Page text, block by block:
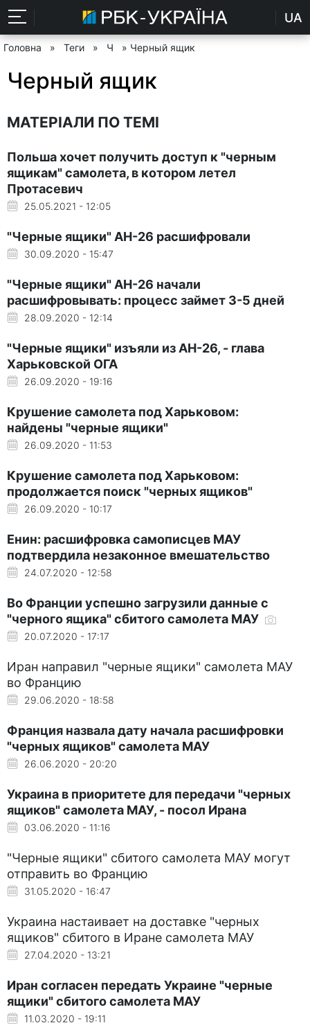
UA
Головна » Теги » Ч » Черный ящик
Черный ящик
МАТЕРІАЛИ ПО ТЕМІ
Польша хочет получить доступ к "черным
ящикам" самолета, в котором летел
Протасевич
25.05.2021 - 12:05
"Черные ящики" АН-26 расшифровали
30.09.2020 - 15:47
"Черные ящики" АН-26 начали
расшифровывать: процесс займет 3-5 дней
28.09.2020 - 12:14
"Черные ящики" изъяли из АН-26, - глава
Харьковской ОГА
26.09.2020 - 19:16
Крушение самолета под Харьковом:
найдены "черные ящики"
26.09.2020 - 11:53
Крушение самолета под Харьковом:
продолжается поиск "черных ящиков"
26.09.2020 - 10:17
Енин: расшифровка самописцев МАУ
подтвердила незаконное вмешательство
24.07.2020 - 12:58
Во Франции успешно загрузили данные с
"черного ящика" сбитого самолета МАУ
20.07.2020 - 17:17
Иран направил "черные ящики" самолета МАУ
во Францию
29.06.2020 - 18:58
Франция назвала дату начала расшифровки
"черных ящиков" самолета МАУ
26.06.2020 - 20:20
Украина в приоритете для передачи "черных
ящиков" самолета МАУ, - посол Ирана
03.06.2020 - 11:16
"Черные ящики" сбитого самолета МАУ могут
отправить во Францию
31.05.2020 - 16:47
Украина настаивает на доставке "черных
ящиков" сбитого в Иране самолета МАУ
27.04.2020 - 13:21
Иран согласен передать Украине "черные
ящики" сбитого самолета МАУ
11.03.2020 - 19:11